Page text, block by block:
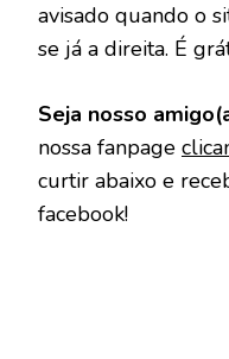
avisado quando o
se já a direita. É
Seja nosso
nossa fanpage
curtir abaixo e
facebook!